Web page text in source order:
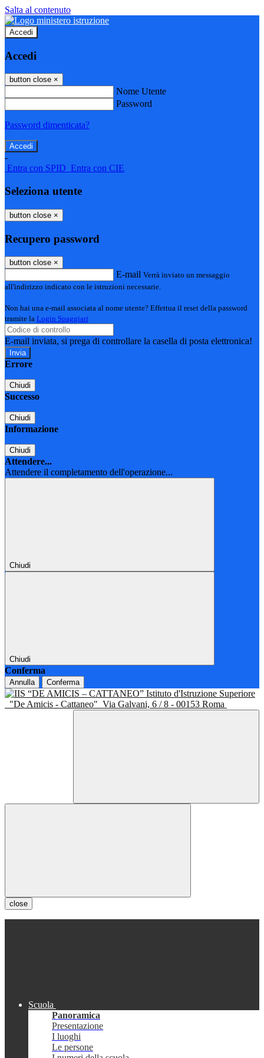
Salta al contenuto
Accedi
Accedi
button close ×
Nome Utente
Password
Password dimenticata?
-
Entra con SPID Entra con CIE
Seleziona utente
button close ×
Recupero password
button close ×
E-mail Verrà inviato un messaggio
all'indirizzo indicato con le istruzioni necessarie.
Non hai una e-mail associata al nome utente? Effettua il reset della password
tramite la Login Spaggiari
E-mail inviata, si prega di controllare la casella di posta elettronica!
Errore
Chiudi
Successo
Chiudi
Informazione
Chiudi
Attendere...
Attendere il completamento dell'operazione...
Chiudi
Chiudi
Conferma
Annulla Conferma
Istituto d'Istruzione Superiore
"De Amicis - Cattaneo" Via Galvani, 6 / 8 - 00153 Roma
close
Scuola
Panoramica
Presentazione
I luoghi
Le persone